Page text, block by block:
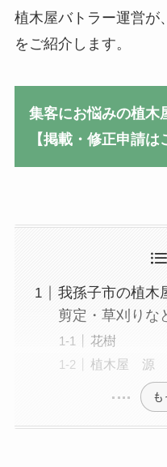
植木屋バトラー運営が
をご紹介します。
集客にお悩みの植木
【掲載・修正申請は
我孫子市の植木
剪定・草刈りな
花樹
植木屋 源
も